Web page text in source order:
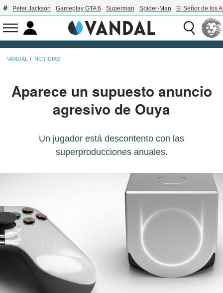
Peter Jackson Gameplay GTA 6 Superman Spider-Man El Señor de los
VANDAL NOTICIAS
Aparece un supuesto anuncio
agresivo de Ouya
Un jugador está descontento con las
superproducciones anuales.